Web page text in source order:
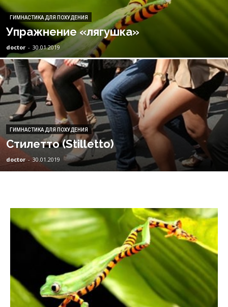
ГИМНАСТИКА ДЛЯ ПОХУДЕНИЯ
Упражнение «лягушка»
doctor - 30.01.2019
ГИМНАСТИКА ДЛЯ ПОХУДЕНИЯ
Стилетто (Stilletto)
doctor - 30.01.2019